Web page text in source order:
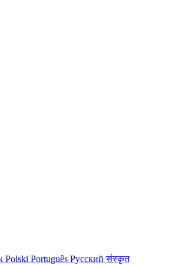
Polski Português Русскийसंस्कृत